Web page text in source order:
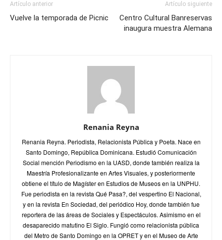
Artículo anterior
Vuelve la temporada de Picnic
Artículo siguiente
Centro Cultural Banreservas
inaugura muestra Alemana
Renania Reyna
Renania Reyna. Periodista, Relacionista Pública y Poeta. Nace en
Santo Domingo, República Dominicana. Estudió Comunicación
Social mención Periodismo en la UASD, donde también realiza la
Maestría Profesionalizante en Artes Visuales, y posteriormente
obtiene el título de Magíster en Estudios de Museos en la UNPHU.
Fue periodista en la revista Qué Pasa?, del vespertino El Nacional,
y en la revista En Sociedad, del periódico Hoy, donde también fue
reportera de las áreas de Sociales y Espectáculos. Asimismo en el
desaparecido matutino El Siglo. Fungió como relacionista pública
del Metro de Santo Domingo en la OPRET y en el Museo de Arte